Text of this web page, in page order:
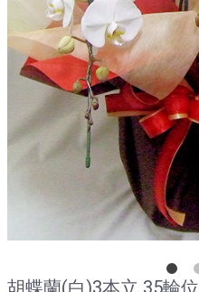
胡蝶蘭(白)3本立 35輪位